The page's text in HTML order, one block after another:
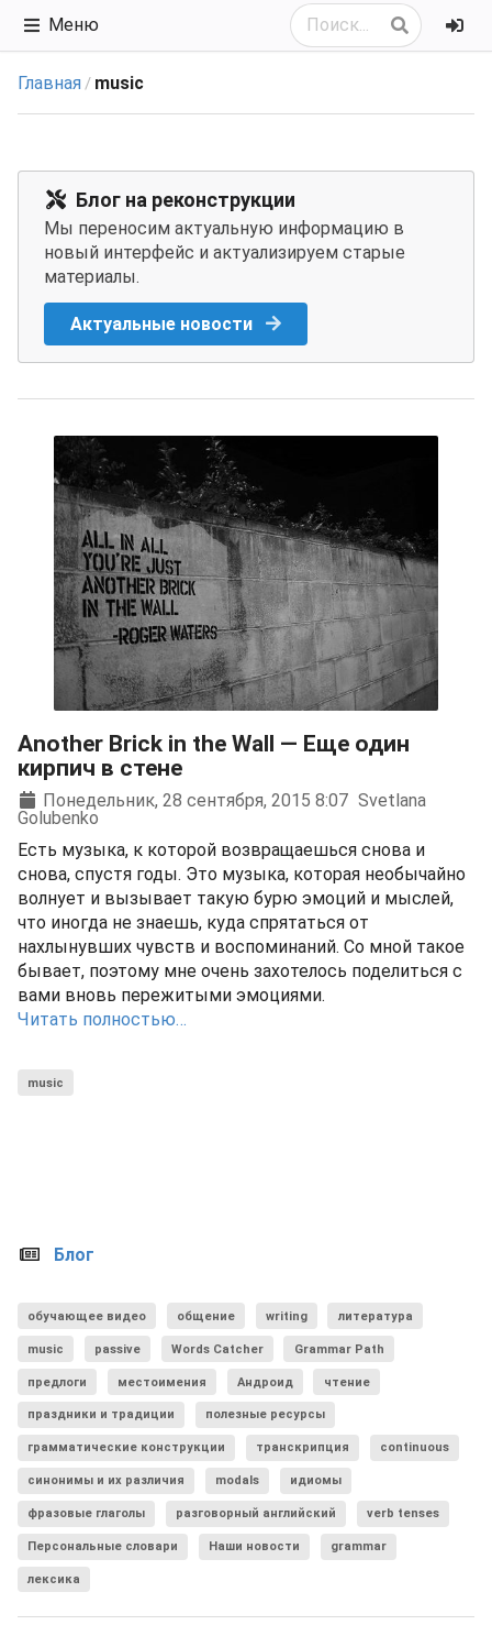
Меню
Главная/ music
Блог на реконструкции
Мы переносим актуальную информацию в
новый интерфейс и актуализируем старые
материалы.
Актуальные новости
Another Brick in the Wall — Еще один
кирпич в стене
Понедельник, 28 сентября, 2015 8:07 Svetlana
Golubenko
Есть музыка, к которой возвращаешься снова и
снова, спустя годы. Это музыка, которая необычайно
волнует и вызывает такую бурю эмоций и мыслей,
что иногда не знаешь, куда спрятаться от
нахлынувших чувств и воспоминаний. Со мной такое
бывает, поэтому мне очень захотелось поделиться с
вами вновь пережитыми эмоциями.
Читать полностью…
music
Блог
обучающее видео общение writing литература
music passive Words Catcher Grammar Path
предлоги местоимения Андроид чтение
праздники и традиции полезные ресурсы
грамматические конструкции транскрипция continuous
синонимы и их различия modals идиомы
фразовые глаголы разговорный английский verb tenses
Персональные словари Наши новости grammar
лексика